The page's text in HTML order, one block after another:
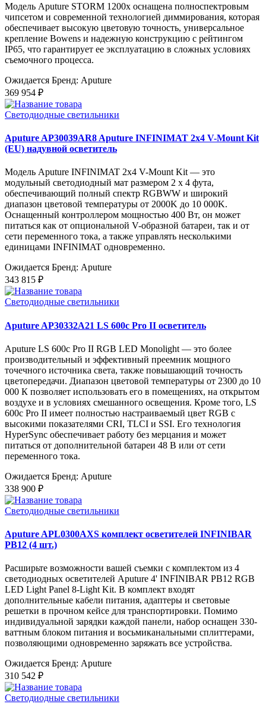
Модель Aputure STORM 1200x оснащена полноспектровым
чипсетом и современной технологией диммирования, которая
обеспечивает высокую цветовую точность, универсальное
крепление Bowens и надежную конструкцию с рейтингом
IP65, что гарантирует ее эксплуатацию в сложных условиях
съемочного процесса.
Ожидается Бренд: Aputure
369 954 ₽
Светодиодные светильники
Aputure AP30039AR8 Aputure INFINIMAT 2x4 V-Mount Kit
(EU) надувной осветитель
Модель Aputure INFINIMAT 2x4 V-Mount Kit — это
модульный светодиодный мат размером 2 x 4 фута,
обеспечивающий полный спектр RGBWW и широкий
диапазон цветовой температуры от 2000K до 10 000K.
Оснащенный контроллером мощностью 400 Вт, он может
питаться как от опциональной V-образной батареи, так и от
сети переменного тока, а также управлять несколькими
единицами INFINIMAT одновременно.
Ожидается Бренд: Aputure
343 815 ₽
Светодиодные светильники
Aputure AP30332A21 LS 600c Pro II осветитель
Aputure LS 600c Pro II RGB LED Monolight — это более
производительный и эффективный преемник мощного
точечного источника света, также повышающий точность
цветопередачи. Диапазон цветовой температуры от 2300 до 10
000 К позволяет использовать его в помещениях, на открытом
воздухе и в условиях смешанного освещения. Кроме того, LS
600c Pro II имеет полностью настраиваемый цвет RGB с
высокими показателями CRI, TLCI и SSI. Его технология
HyperSync обеспечивает работу без мерцания и может
питаться от дополнительной батареи 48 В или от сети
переменного тока.
Ожидается Бренд: Aputure
338 900 ₽
Светодиодные светильники
Aputure APL0300AXS комплект осветителей INFINIBAR
PB12 (4 шт.)
Расширьте возможности вашей съемки с комплектом из 4
светодиодных осветителей Aputure 4' INFINIBAR PB12 RGB
LED Light Panel 8-Light Kit. В комплект входят
дополнительные кабели питания, адаптеры и световые
решетки в прочном кейсе для транспортировки. Помимо
индивидуальной зарядки каждой панели, набор оснащен 330-
ваттным блоком питания и восьмиканальными сплиттерами,
позволяющими одновременно заряжать все устройства.
Ожидается Бренд: Aputure
310 542 ₽
Светодиодные светильники